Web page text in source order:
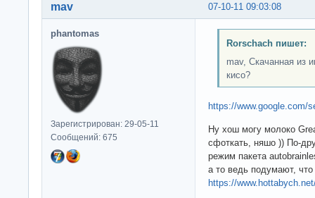
07-10-11 09:03:08
mav
phantomas
Зарегистрирован: 29-05-11
Сообщений: 675
Rorschach пишет:
mav, Скачанная из
кисо?
https://
Ну хош могу молоко
сфоткать, няшо )) По-
режим пакета
а то ведь подумают,
https://